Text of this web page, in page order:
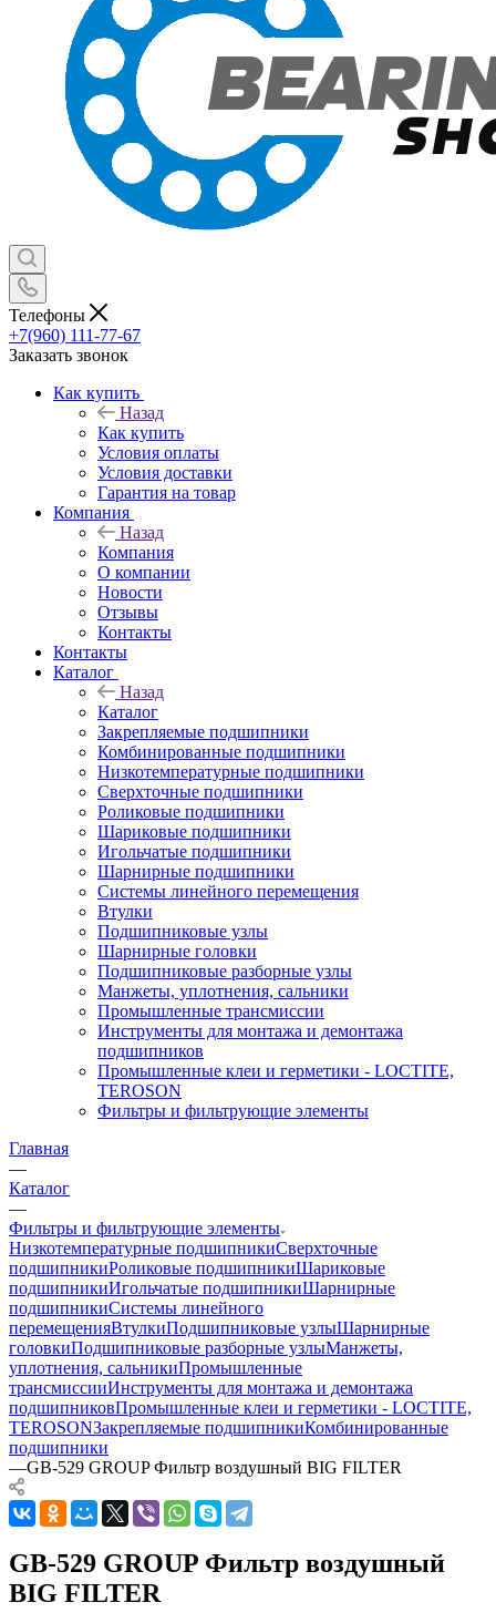
Телефоны
+7(960) 111-77-67
Заказать звонок
Как купить
Назад
Как купить
Условия оплаты
Условия доставки
Гарантия на товар
Компания
Назад
Компания
О компании
Новости
Отзывы
Контакты
Контакты
Каталог
Назад
Каталог
Закрепляемые подшипники
Комбинированные подшипники
Низкотемпературные подшипники
Сверхточные подшипники
Роликовые подшипники
Шариковые подшипники
Игольчатые подшипники
Шарнирные подшипники
Системы линейного перемещения
Втулки
Подшипниковые узлы
Шарнирные головки
Подшипниковые разборные узлы
Манжеты, уплотнения, сальники
Промышленные трансмиссии
Инструменты для монтажа и демонтажа
подшипников
Промышленные клеи и герметики - LOCTITE,
TEROSON
Фильтры и фильтрующие элементы
Главная
—
Каталог
—
Фильтры и фильтрующие элементы
Низкотемпературные подшипникиСверхточные
подшипникиРоликовые подшипникиШариковые
подшипникиИгольчатые подшипникиШарнирные
подшипникиСистемы линейного
перемещенияВтулкиПодшипниковые узлыШарнирные
головкиПодшипниковые разборные узлыМанжеты,
уплотнения, сальникиПромышленные
трансмиссииИнструменты для монтажа и демонтажа
подшипниковПромышленные клеи и герметики - LOCTITE,
TEROSONЗакрепляемые подшипникиКомбинированные
подшипники
—GB-529 GROUP Фильтр воздушный BIG FILTER
GB-529 GROUP Фильтр воздушный
BIG FILTER